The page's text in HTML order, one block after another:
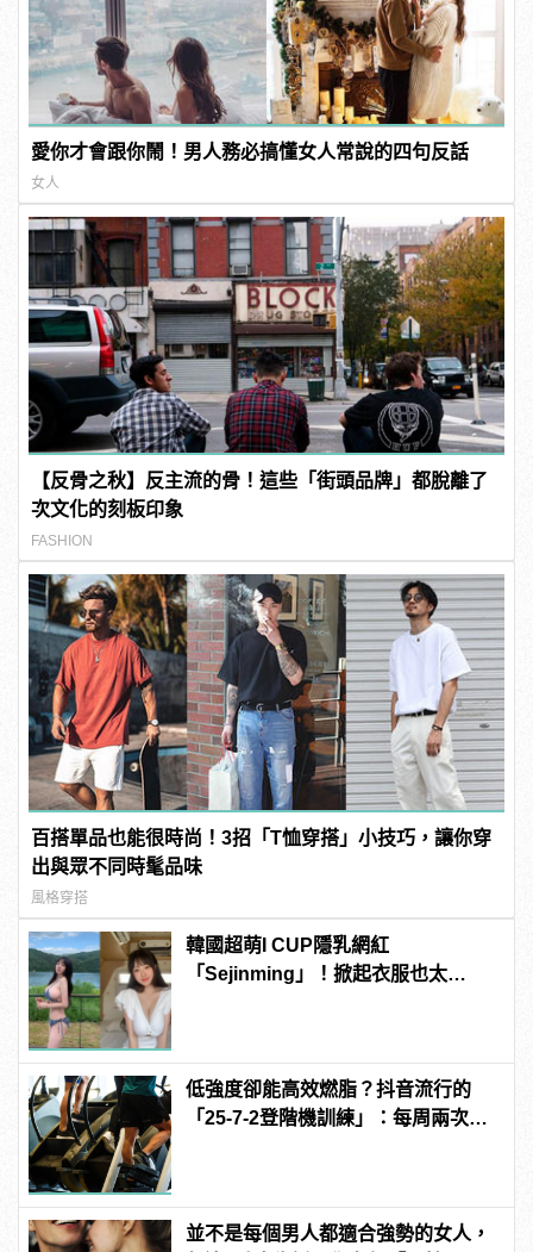
愛你才會跟你鬧！男人務必搞懂女人常說的四句反話
女人
【反骨之秋】反主流的骨！這些「街頭品牌」都脫離了
次文化的刻板印象
FASHION
百搭單品也能很時尚！3招「T恤穿搭」小技巧，讓你穿
出與眾不同時髦品味
風格穿搭
韓國超萌I CUP隱乳網紅
「Sejinming」！掀起衣服也太
低強度卻能高效燃脂？抖音流行的
「25-7-2登階機訓練」：每周兩次即
並不是每個男人都適合強勢的女人，